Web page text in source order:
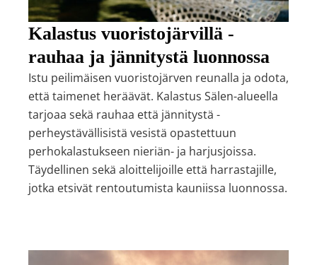
Kalastus vuoristojärvillä -
rauhaa ja jännitystä luonnossa
Istu peilimäisen vuoristojärven reunalla ja odota,
että taimenet heräävät. Kalastus Sälen-alueella
tarjoaa sekä rauhaa että jännitystä -
perheystävällisistä vesistä opastettuun
perhokalastukseen nieriän- ja harjusjoissa.
Täydellinen sekä aloittelijoille että harrastajille,
jotka etsivät rentoutumista kauniissa luonnossa.